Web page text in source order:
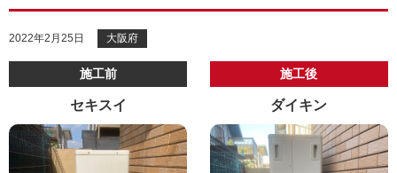
2022年2月25日 大阪府
施工前
セキスイ
施工後
ダイキン